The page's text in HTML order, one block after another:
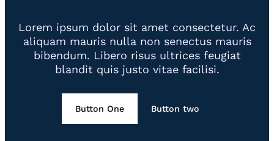
Lorem ipsum dolor sit amet consectetur. Ac
aliquam mauris nulla non senectus mauris
bibendum. Libero risus ultrices feugiat
blandit quis justo vitae facilisi.
Button One Button two